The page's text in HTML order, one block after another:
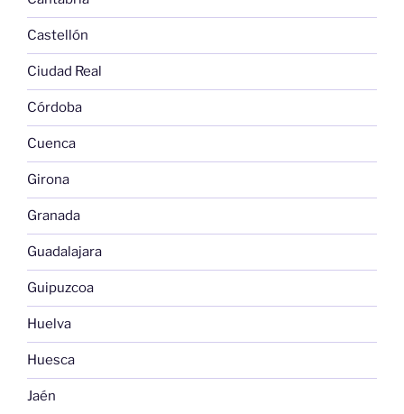
Castellón
Ciudad Real
Córdoba
Cuenca
Girona
Granada
Guadalajara
Guipuzcoa
Huelva
Huesca
Jaén